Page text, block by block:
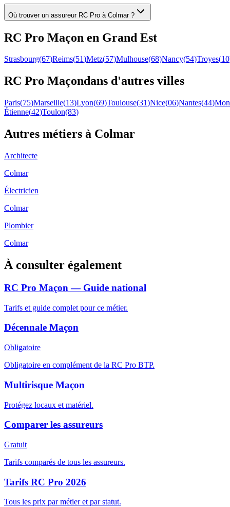
Où trouver un assureur RC Pro à Colmar ?
RC Pro Maçon en Grand Est
Strasbourg(67)Reims(51)Metz(57)Mulhouse(68)Nancy(54)Troyes(10
RC Pro Maçondans d'autres villes
Paris(75)Marseille(13)Lyon(69)Toulouse(31)Nice(06)Nantes(44)
Étienne(42)Toulon(83)
Autres métiers à Colmar
Architecte
Colmar
Électricien
Colmar
Plombier
Colmar
À consulter également
RC Pro Maçon — Guide national
Tarifs et guide complet pour ce métier.
Décennale Maçon
Obligatoire
Obligatoire en complément de la RC Pro BTP.
Multirisque Maçon
Protégez locaux et matériel.
Comparer les assureurs
Gratuit
Tarifs comparés de tous les assureurs.
Tarifs RC Pro 2026
Tous les prix par métier et par statut.